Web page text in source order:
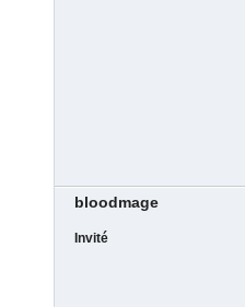
bloodmage
Invité